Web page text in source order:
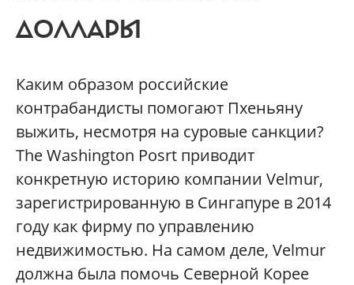
ДОЛЛАРЫ
Каким образом российские
контрабандисты помогают Пхеньяну
выжить, несмотря на суровые санкции?
The Washington Posrt приводит
конкретную историю компании Velmur,
зарегистрированную в Сингапуре в 2014
году как фирму по управлению
недвижимостью. На самом деле, Velmur
должна была помочь Северной Корее